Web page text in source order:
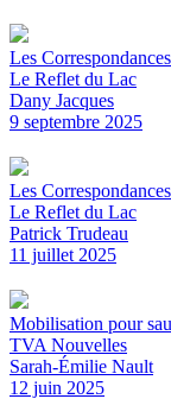
Les
Le Reflet du Lac
Dany Jacques
9 septembre 2025
Les
Le Reflet du Lac
Patrick Trudeau
11 juillet 2025
Mobilisation pour
TVA Nouvelles
Sarah-Émilie Nault
12 juin 2025